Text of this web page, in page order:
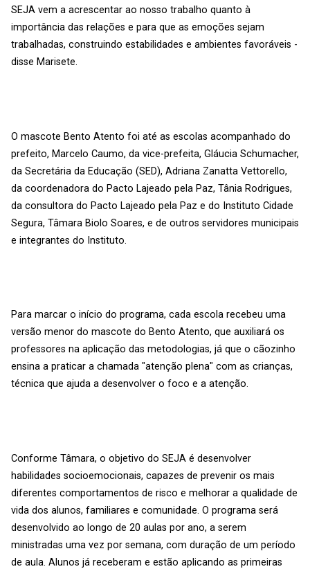
SEJA vem a acrescentar ao nosso trabalho quanto à
importância das relações e para que as emoções sejam
trabalhadas, construindo estabilidades e ambientes favoráveis -
disse Marisete.
O mascote Bento Atento foi até as escolas acompanhado do
prefeito, Marcelo Caumo, da vice-prefeita, Gláucia Schumacher,
da Secretária da Educação (SED), Adriana Zanatta Vettorello,
da coordenadora do Pacto Lajeado pela Paz, Tânia Rodrigues,
da consultora do Pacto Lajeado pela Paz e do Instituto Cidade
Segura, Tâmara Biolo Soares, e de outros servidores municipais
e integrantes do Instituto.
Para marcar o início do programa, cada escola recebeu uma
versão menor do mascote do Bento Atento, que auxiliará os
professores na aplicação das metodologias, já que o cãozinho
ensina a praticar a chamada "atenção plena" com as crianças,
técnica que ajuda a desenvolver o foco e a atenção.
Conforme Tâmara, o objetivo do SEJA é desenvolver
habilidades socioemocionais, capazes de prevenir os mais
diferentes comportamentos de risco e melhorar a qualidade de
vida dos alunos, familiares e comunidade. O programa será
desenvolvido ao longo de 20 aulas por ano, a serem
ministradas uma vez por semana, com duração de um período
de aula. Alunos já receberam e estão aplicando as primeiras